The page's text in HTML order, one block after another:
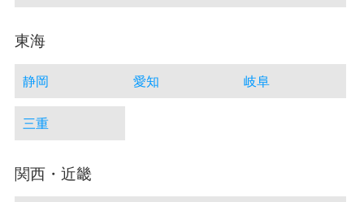
東海
静岡 愛知 岐阜
三重
関西・近畿